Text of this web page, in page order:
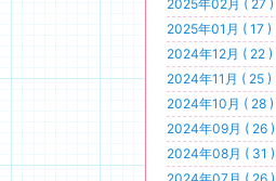
2025年02月 ( 27 )
2025年01月 ( 17 )
2024年12月 ( 22 )
2024年11月 ( 25 )
2024年10月 ( 28 )
2024年09月 ( 26 )
2024年08月 ( 31 )